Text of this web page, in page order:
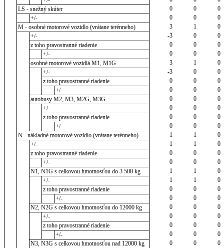
LS - snežný skúter
0 0 0
+/-
0 0 0
M - osobné motorové vozidlo (vrátane terénneho)
3 1 0
+/-
-3 0 0
z toho pravostranné riadenie
0 0 0
+/-
0 0 0
osobné motorové vozidlá M1, M1G
3 1 0
+/-
-3 0 0
z toho pravostranné riadenie
0 0 0
+/-
0 0 0
autobusy M2, M3, M2G, M3G
0 0 0
+/-
0 0 0
z toho pravostranné riadenie
0 0 0
+/-
0 0 0
N - nákladné motorové vozidlo (vrátane terénneho)
1 1 0
+/-
1 1 0
z toho pravostranné riadenie
0 0 0
+/-
0 0 0
N1, N1G s celkovou hmotnosťou do 3 500 kg
1 1 0
+/-
1 1 0
z toho pravostranné riadenie
0 0 0
+/-
0 0 0
N2, N2G s celkovou hmotnosťou do 12000 kg
0 0 0
+/-
0 0 0
z toho pravostranné riadenie
0 0 0
+/-
0 0 0
N3, N3G s celkovou hmotnosťou nad 12000 kg
0 0 0